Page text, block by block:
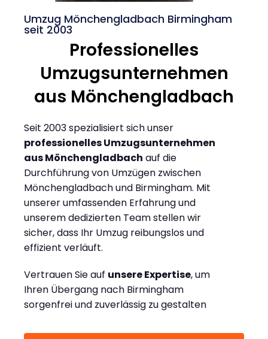
Umzug Mönchengladbach Birmingham
seit 2003
Professionelles
Umzugsunternehmen
aus Mönchengladbach
Seit 2003 spezialisiert sich unser
professionelles Umzugsunternehmen
aus Mönchengladbach auf die
Durchführung von Umzügen zwischen
Mönchengladbach und Birmingham. Mit
unserer umfassenden Erfahrung und
unserem dedizierten Team stellen wir
sicher, dass Ihr Umzug reibungslos und
effizient verläuft.
Vertrauen Sie auf unsere Expertise, um
Ihren Übergang nach Birmingham
sorgenfrei und zuverlässig zu gestalten